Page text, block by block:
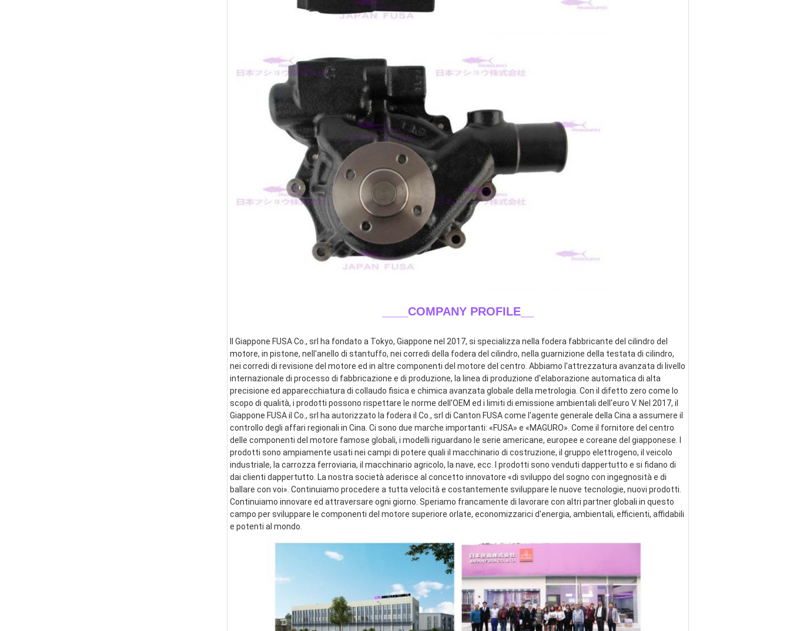
____COMPANY PROFILE__
Il Giappone FUSA Co., srl ha fondato a Tokyo, Giappone nel 2017, si specializza nella fodera fabbricante del cilindro del
motore, in pistone, nell'anello di stantuffo, nei corredi della fodera del cilindro, nella guarnizione della testata di cilindro,
nei corredi di revisione del motore ed in altre componenti del motore del centro. Abbiamo l'attrezzatura avanzata di livello
internazionale di processo di fabbricazione e di produzione, la linea di produzione d'elaborazione automatica di alta
precisione ed apparecchiatura di collaudo fisica e chimica avanzata globale della metrologia. Con il difetto zero come lo
scopo di qualità, i prodotti possono rispettare le norme dell'OEM ed i limiti di emissione ambientali dell'euro V. Nel 2017, il
Giappone FUSA il Co., srl ha autorizzato la fodera il Co., srl di Canton FUSA come l'agente generale della Cina a assumere il
controllo degli affari regionali in Cina. Ci sono due marche importanti: «FUSA» e «MAGURO». Come il fornitore del centro
delle componenti del motore famose globali, i modelli riguardano le serie americane, europee e coreane del giapponese. I
prodotti sono ampiamente usati nei campi di potere quali il macchinario di costruzione, il gruppo elettrogeno, il veicolo
industriale, la carrozza ferroviaria, il macchinario agricolo, la nave, ecc. I prodotti sono venduti dappertutto e si fidano di
dai clienti dappertutto. La nostra società aderisce al concetto innovatore «di sviluppo del sogno con ingegnosità e di
ballare con voi». Continuiamo procedere a tutta velocità e costantemente sviluppare le nuove tecnologie, nuovi prodotti.
Continuiamo innovare ed attraversare ogni giorno. Speriamo francamente di lavorare con altri partner globali in questo
campo per sviluppare le componenti del motore superiore orlate, economizzarici d'energia, ambientali, efficienti, affidabili
e potenti al mondo.